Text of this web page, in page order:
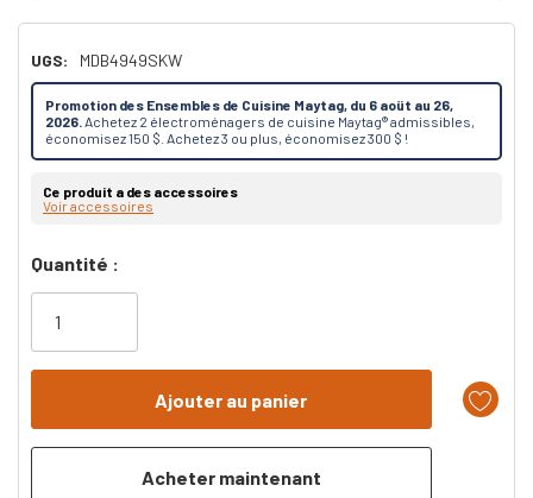
UGS: MDB4949SKW
Promotion des Ensembles de Cuisine Maytag, du 6 aoüt au 26,
2026. Achetez 2 électroménagers de cuisine Maytag® admissibles,
économisez 150 $. Achetez 3 ou plus, économisez 300 $ !
Ce produit a des accessoires
Voir accessoires
Dépêchez-
vous!
plus
Quantité :